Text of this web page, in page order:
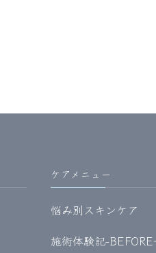
ケアメニュー
悩み別スキンケア
施術体験記-